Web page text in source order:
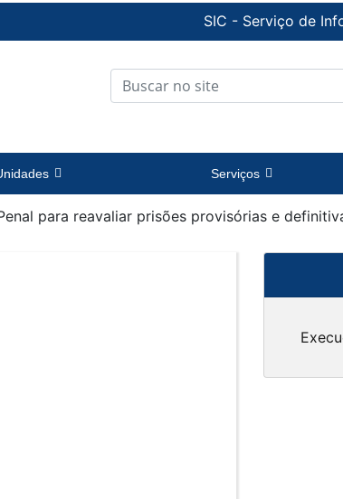
SIC - Serviço de
Serviços
para reavaliar prisões provisórias e